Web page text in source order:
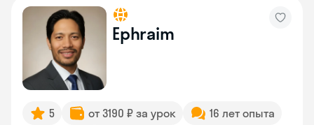
Ephraim
5 от 3190 ₽ за урок
16 лет опыта